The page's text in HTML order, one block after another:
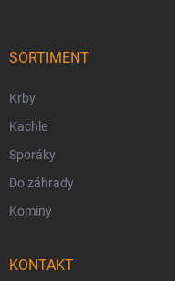
SORTIMENT
Krby
Kachle
Sporáky
Do záhrady
Komíny
KONTAKT